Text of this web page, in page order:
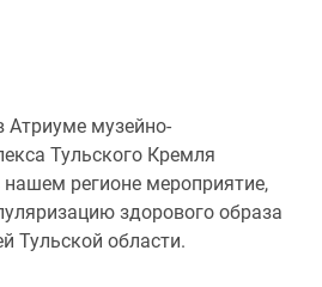
Атриуме музейно-
Тульского Кремля
нашем регионе мероприятие,
здорового образа
Тульской области.